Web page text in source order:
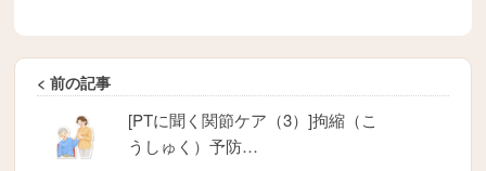
< 前の記事
[PTに聞く関節ケア（3）]拘縮（こ
うしゅく）予防…